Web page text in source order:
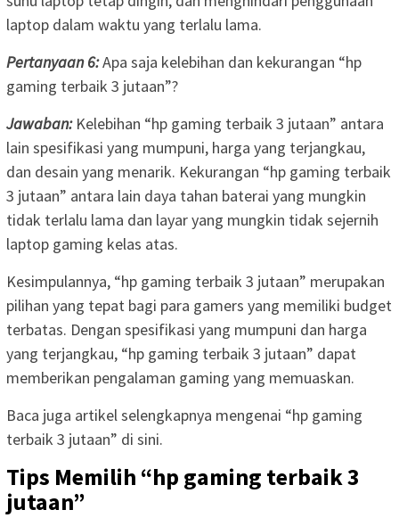
laptop dalam waktu yang terlalu lama.
Pertanyaan 6:Apa saja kelebihan dan kekurangan “hp
gaming terbaik 3 jutaan”?
Jawaban:Kelebihan “hp gaming terbaik 3 jutaan” antara
lain spesifikasi yang mumpuni, harga yang terjangkau,
dan desain yang menarik. Kekurangan “hp gaming terbaik
3 jutaan” antara lain daya tahan baterai yang mungkin
tidak terlalu lama dan layar yang mungkin tidak sejernih
laptop gaming kelas atas.
Kesimpulannya, “hp gaming terbaik 3 jutaan” merupakan
pilihan yang tepat bagi para gamers yang memiliki budget
terbatas. Dengan spesifikasi yang mumpuni dan harga
yang terjangkau, “hp gaming terbaik 3 jutaan” dapat
memberikan pengalaman gaming yang memuaskan.
Baca juga artikel selengkapnya mengenai “hp gaming
terbaik 3 jutaan” di sini.
Tips Memilih “hp gaming terbaik 3
jutaan”